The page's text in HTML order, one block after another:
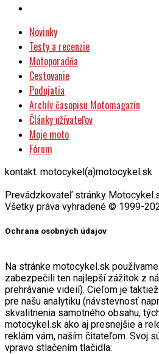
Novinky
Testy a recenzie
Motoporadňa
Cestovanie
Podujatia
Archív časopisu Motomagazín
Články užívateľov
Moje moto
Fórum
kontakt: motocykel(a)motocykel.sk
Prevádzkovateľ stránky
Všetky práva vyhradené © 1999-
Ochrana osobných údajov
Na stránke motocykel.sk
zabezpečili ten najlepší zážitok z
prehrávanie videií). Cieľom je
pre našu analytiku (návstevnosť
skvalitnenia samotného obsahu,
motocykel.sk ako aj presnejšie a
reklám vám, naším čitateľom. Svoj
vpravo stlačením tlačidla: